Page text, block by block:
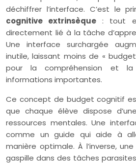
déchiffrer l’interface. C’est le
cognitive extrinsèque : tout
directement lié à la tâche
Une interface surchargée
inutile, laissant moins de «
pour la compréhension et la
informations importantes.
Ce concept de budget cognitif
que chaque élève dispose
ressources mentales. Une
comme un guide qui aide à
manière optimale. À l’inverse,
gaspille dans des tâches